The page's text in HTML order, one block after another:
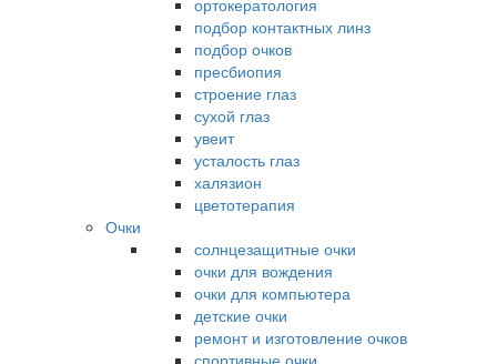
ортокератология
подбор контактных линз
подбор очков
пресбиопия
строение глаз
сухой глаз
увеит
усталость глаз
халязион
цветотерапия
Очки
солнцезащитные очки
очки для вождения
очки для компьютера
детские очки
ремонт и изготовление очков